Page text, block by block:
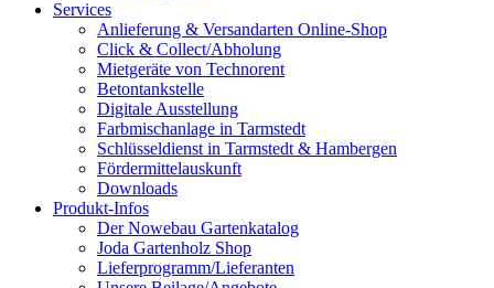
Services
Anlieferung & Versandarten Online-Shop
Click & Collect/Abholung
Mietgeräte von Technorent
Betontankstelle
Digitale Ausstellung
Farbmischanlage in Tarmstedt
Schlüsseldienst in Tarmstedt & Hambergen
Fördermittelauskunft
Downloads
Produkt-Infos
Der Nowebau Gartenkatalog
Joda Gartenholz Shop
Lieferprogramm/Lieferanten